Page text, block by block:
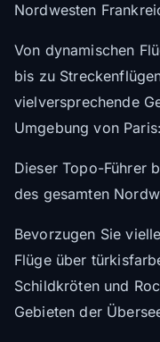
Nordwesten
Von dynamischen
bis zu
vielversprechende
Umgebung von Paris:
Dieser Topo-Führer
des gesamten
Bevorzugen Sie
Flüge über
Schildkröten und
Gebieten der